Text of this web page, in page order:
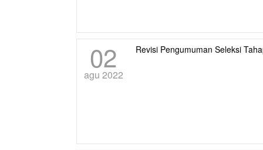
02
agu 2022
Revisi Pengumuman Seleksi